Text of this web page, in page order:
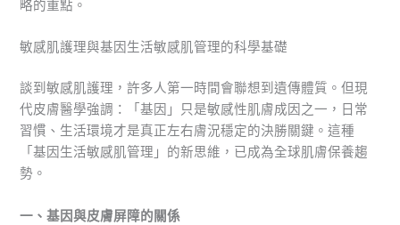
略的重點。
敏感肌護理與基因生活敏感肌管理的科學基礎
談到敏感肌護理，許多人第一時間會聯想到遺傳體質。但現
代皮膚醫學強調：「基因」只是敏感性肌膚成因之一，日常
習慣、生活環境才是真正左右膚況穩定的決勝關鍵。這種
「基因生活敏感肌管理」的新思維，已成為全球肌膚保養趨
勢。
一、基因與皮膚屏障的關係